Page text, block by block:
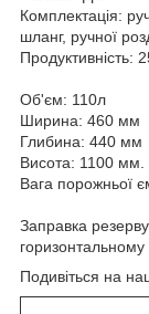
Комплектація:
шланг, ручної
Продуктивність:
Об'єм: 110л
Ширина: 460 мм
Глибина: 440 мм
Висота: 1100 мм.
Вага порожньої
Заправка
горизонтальному
Подивіться на